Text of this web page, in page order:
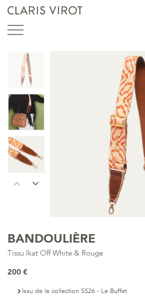
BANDOULIÈRE
Tissu Ikat Off White & Rouge
200 €
Issu de la collection SS26 - Le Buffet